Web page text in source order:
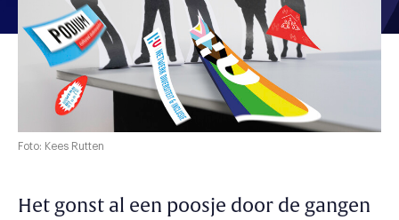
Foto: Kees Rutten
Het gonst al een poosje door de gangen